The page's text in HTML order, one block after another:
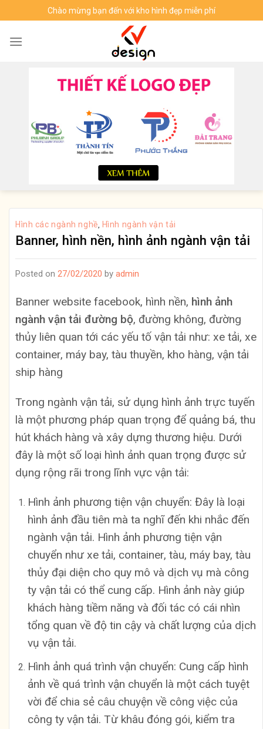
to
content
Chào mừng bạn đến với kho hình đẹp miễn phí
Hình các ngành nghề, Hình ngành vận tải
Banner, hình nền, hình ảnh ngành vận tải
Posted on 27/02/2020 by admin
Banner website facebook, hình nền, hình ảnh
ngành vận tải đường bộ, đường không, đường
thủy liên quan tới các yếu tố vận tải như: xe tải, xe
container, máy bay, tàu thuyền, kho hàng, vận tải
ship hàng
Trong ngành vận tải, sử dụng hình ảnh trực tuyến
là một phương pháp quan trọng để quảng bá, thu
hút khách hàng và xây dựng thương hiệu. Dưới
đây là một số loại hình ảnh quan trọng được sử
dụng rộng rãi trong lĩnh vực vận tải:
Hình ảnh phương tiện vận chuyển: Đây là loại
hình ảnh đầu tiên mà ta nghĩ đến khi nhắc đến
ngành vận tải. Hình ảnh phương tiện vận
chuyển như xe tải, container, tàu, máy bay, tàu
thủy đại diện cho quy mô và dịch vụ mà công
ty vận tải có thể cung cấp. Hình ảnh này giúp
khách hàng tiềm năng và đối tác có cái nhìn
tổng quan về độ tin cậy và chất lượng của dịch
vụ vận tải.
Hình ảnh quá trình vận chuyển: Cung cấp hình
ảnh về quá trình vận chuyển là một cách tuyệt
vời để chia sẻ câu chuyện về công việc của
công ty vận tải. Từ khâu đóng gói, kiểm tra